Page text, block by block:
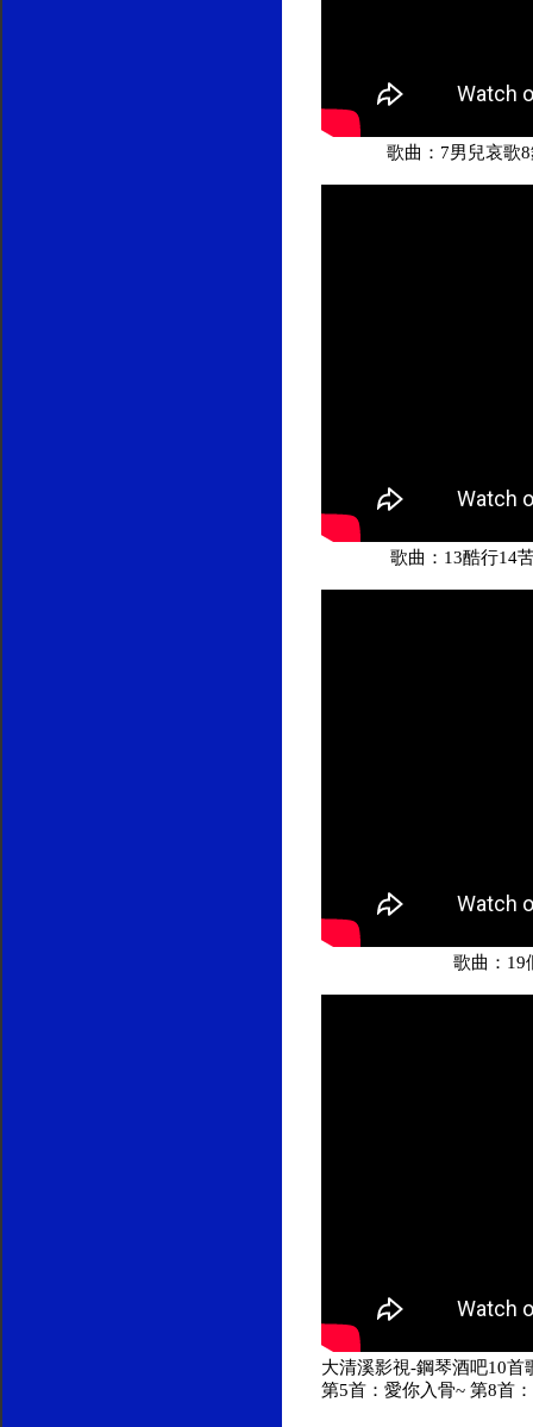
歌曲：7男兒哀歌
歌曲：13酷行14
歌曲：19
大清溪影視-鋼琴酒吧10首
第5首：愛你入骨~ 第8首